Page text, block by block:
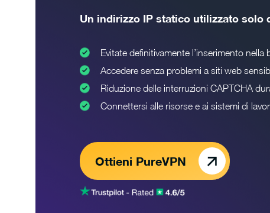
Un indirizzo IP statico utilizzato solo
Evitate definitivamente l’inserimento nella
Accedere senza problemi a siti web
Riduzione delle interruzioni CAPTCHA
Connettersi alle risorse e ai sistemi di
Ottieni PureVPN